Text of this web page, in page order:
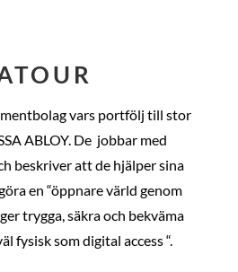
vars portfölj till stor
ABLOY. De jobbar med
beskriver att de hjälper sina
en “öppnare värld genom
trygga, säkra och bekväma
fysisk som digital access “.